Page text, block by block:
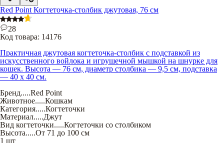
Red Point Когтеточка-столбик джутовая, 76 см
28
Код товара: 14176
Практичная джутовая когтеточка-столбик с подставкой из
искусственного войлока и игрушечной мышкой на шнурке для
кошек. Высота — 76 см, диаметр столбика — 9,5 см, подставка
— 40 х 40 см.
Бренд.....Red Point
Животное.....Кошкам
Категория.....Когтеточки
Материал.....Джут
Вид когтеточки.....Когтеточки со столбиком
Высота.....От 71 до 100 см
1 шт